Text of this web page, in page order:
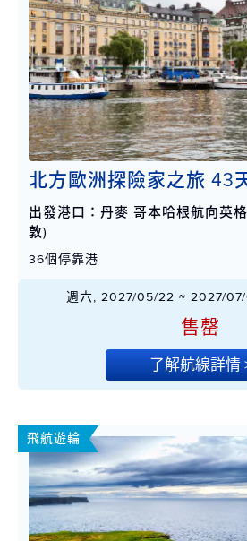
北方歐洲探險家之旅 43
出發港口：丹麥 哥本哈根航向英
敦)
36個停靠港
週六, 2027/05/22 ~ 2027/
售罄
了解航線詳情
飛航遊輪